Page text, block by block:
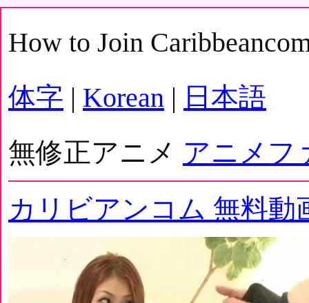
How to Join
体字 | Korean | 日本語
無修正アニメ アニメフ
カリビアンコム 無料動